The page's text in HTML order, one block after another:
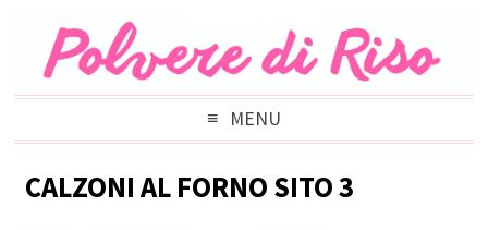
MENU
CALZONI AL FORNO SITO 3